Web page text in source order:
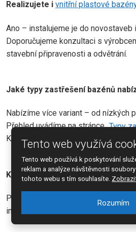
Realizujete i vnitřní plastové
Ano – instalujeme je do novostaveb
Doporučujeme konzultaci s
stavební připravenosti a odvětrání.
Jaké typy zastřešení bazénů
Nabízíme více variant – od nízkých
Přehled uvádíme na stránce „Typy
Konkrétní ukázky řešení najdete v
Kde najdu fotogalerii zastřešení?
Pro inspiraci slouží stránka
instalace zastřešení bazénů.
Tento web využívá
Tento web používá k poskytování
reklam a analýze návštěvnosti
tohoto webu s tím souhlasíte.
Rozumím